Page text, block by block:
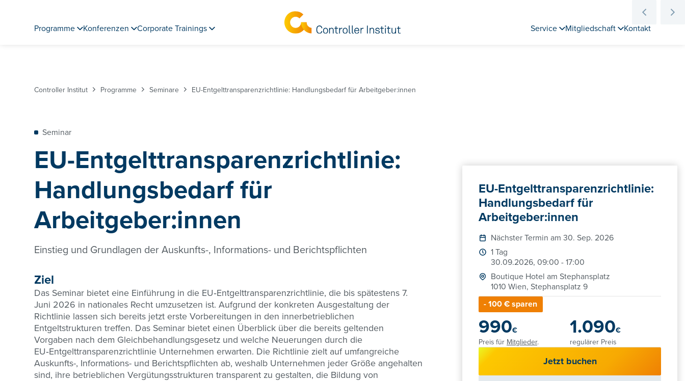
Programme Konferenzen Corporate Trainings Service Mitgliedschaft Kontakt
Controller Institut Programme Seminare EU-Entgelttransparenzrichtlinie: Handlungsbedarf für Arbeitgeber:innen
Seminar
EU-Entgelttransparenzrichtlinie:
Handlungsbedarf für
Arbeitgeber:innen
Einstieg und Grundlagen der Auskunfts-, Informations- und Berichtspflichten
Ziel
Das Seminar bietet eine Einführung in die EU‑Entgelttransparenzrichtlinie, die bis spätestens 7.
Juni 2026 in nationales Recht umzusetzen ist. Aufgrund der konkreten Ausgestaltung der
Richtlinie lassen sich bereits jetzt erste Vorbereitungen in den innerbetrieblichen
Entgeltstrukturen treffen. Das Seminar bietet einen Überblick über die bereits geltenden
Vorgaben nach dem Gleichbehandlungsgesetz und welche Neuerungen durch die
EU‑Entgelttransparenzrichtlinie Unternehmen erwarten. Die Richtlinie zielt auf umfangreiche
Auskunfts-, Informations- und Berichtspflichten ab, weshalb Unternehmen jeder Größe angehalten
sind, ihre betrieblichen Vergütungsstrukturen transparent zu gestalten, die Bildung von
EU-Entgelttransparenzrichtlinie:
Handlungsbedarf für
Arbeitgeber:innen
Nächster Termin am 30. Sep. 2026
1 Tag
30.09.2026, 09:00 - 17:00
Boutique Hotel am Stephansplatz
1010 Wien, Stephansplatz 9
- 100 € sparen
990€
Preis für Mitglieder.
1.090€
regulärer Preis
Jetzt buchen